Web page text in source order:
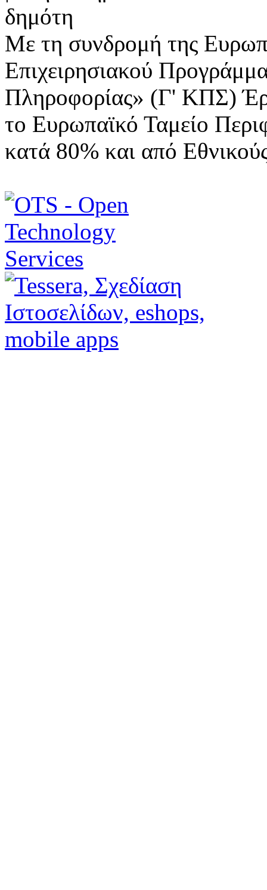
Με τη συνδρομή της
Επιχειρησιακού
Πληροφορίας» (Γ' ΚΠΣ)
το Ευρωπαϊκό Ταμείο
κατά 80% και από